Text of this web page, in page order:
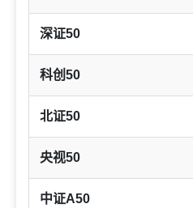
深证50
科创50
北证50
央视50
中证A50